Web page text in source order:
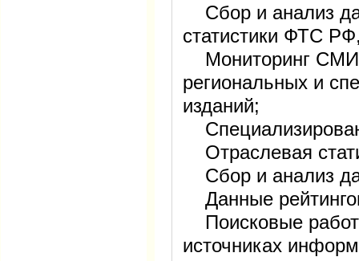
Сбор и анализ
статистики ФТС
Мониторинг
региональных и
изданий;
Отраслевая
Сбор и анализ
Данные
Поисковые
источниках